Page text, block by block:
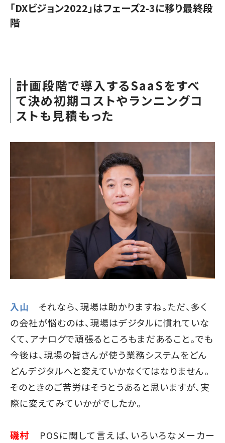
「DXビジョン2022」はフェーズ2-3に移り最終段
階
計画段階で導入するSaaSをすべ
て決め初期コストやランニングコ
ストも見積もった
入山 それなら、現場は助かりますね。ただ、多く
の会社が悩むのは、現場はデジタルに慣れていな
くて、アナログで頑張るところもまだあること。でも
今後は、現場の皆さんが使う業務システムをどん
どんデジタルへと変えていかなくてはなりません。
そのときのご苦労はそうとうあると思いますが、実
際に変えてみていかがでしたか。
磯村
POSに関して言えば、いろいろなメーカー